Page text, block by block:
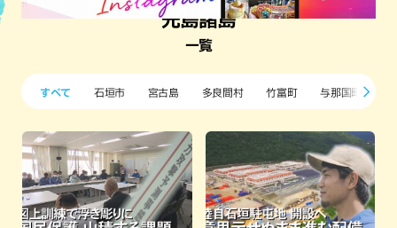
先島諸島
一覧
すべて 石垣市 宮古島 多良間村 竹富町 与那国町